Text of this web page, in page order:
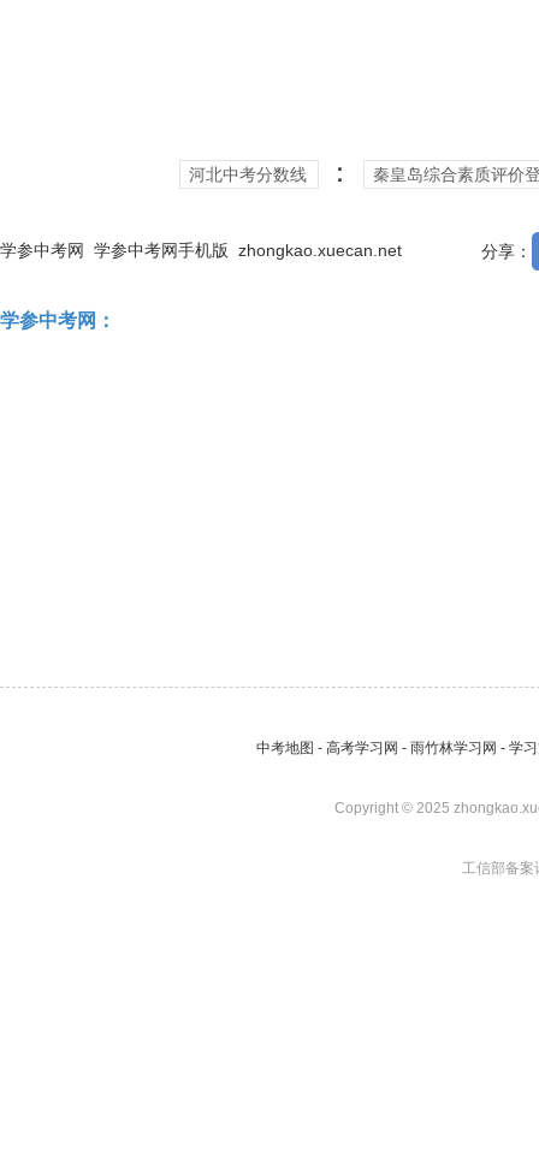
河北中考分数线 ： 秦皇岛综合素质评价
学参中考网 学参中考网手机版 zhongkao.xuecan.net 分享：
学参中考网：
中考地图 - 高考学习网 - 雨竹林学习网 - 学
Copyright © 2025
工信部备